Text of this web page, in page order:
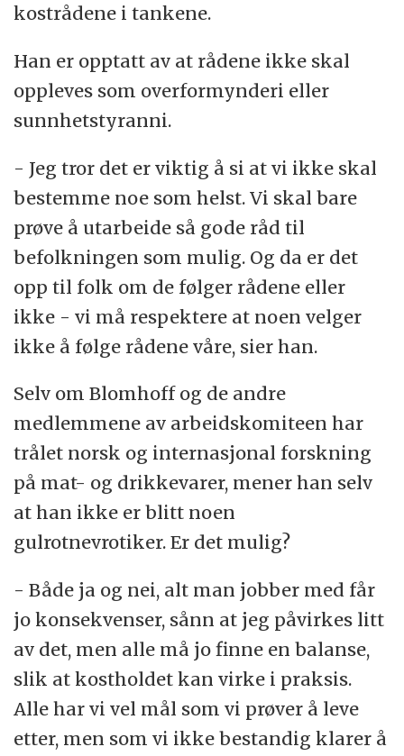
kostrådene i tankene.
Han er opptatt av at rådene ikke skal
oppleves som overformynderi eller
sunnhetstyranni.
- Jeg tror det er viktig å si at vi ikke skal
bestemme noe som helst. Vi skal bare
prøve å utarbeide så gode råd til
befolkningen som mulig. Og da er det
opp til folk om de følger rådene eller
ikke - vi må respektere at noen velger
ikke å følge rådene våre, sier han.
Selv om Blomhoff og de andre
medlemmene av arbeidskomiteen har
trålet norsk og internasjonal forskning
på mat- og drikkevarer, mener han selv
at han ikke er blitt noen
gulrotnevrotiker. Er det mulig?
- Både ja og nei, alt man jobber med får
jo konsekvenser, sånn at jeg påvirkes litt
av det, men alle må jo finne en balanse,
slik at kostholdet kan virke i praksis.
Alle har vi vel mål som vi prøver å leve
etter, men som vi ikke bestandig klarer å